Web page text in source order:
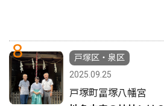
8
戸塚区・泉区
2025.09.25
戸塚町冨塚八幡宮